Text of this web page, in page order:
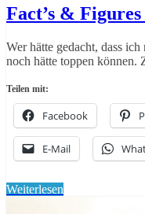
Fact’s &
Wer hätte gedacht, dass
noch hätte toppen können.
Teilen mit:
Facebook
E-Mail
Weiterlesen